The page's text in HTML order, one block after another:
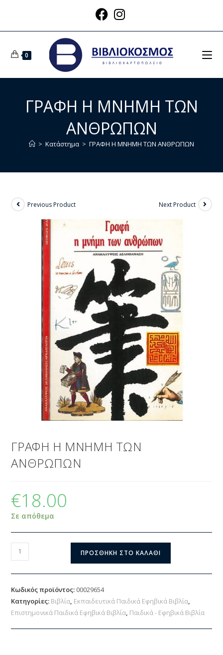
0
ΓΡΑΦΗ Η ΜΝΗΜΗ ΤΩΝ
ΑΝΘΡΩΠΩΝ
> Κατάστημα > ΓΡΑΦΗ Η ΜΝΗΜΗ ΤΩΝ ΑΝΘΡΩΠΩΝ
Previous Product Next Product
ΓΡΑΦΗ Η ΜΝΗΜΗ ΤΩΝ
ΑΝΘΡΩΠΩΝ
€18.00
Σε απόθεμα
ΠΡΟΣΘΉΚΗ ΣΤΟ ΚΑΛΆΘΙ
Κωδικός προϊόντος: 00029654
Κατηγορίες: Βιβλία, Εκπαιδευτικά Παιδικά Εφηβικά Βιβλία,
Επιστημονικά Παιδικά Εφηβικά Βιβλία, Παιδικά - Εφηβικά Βιβλία